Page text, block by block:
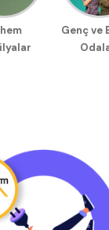
Genç ve